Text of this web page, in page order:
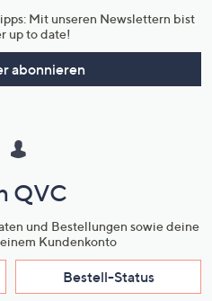
Mit unseren Newslettern bist
up to date!
abonnieren
QVC
und Bestellungen sowie deine
Kundenkonto
Bestell-Status